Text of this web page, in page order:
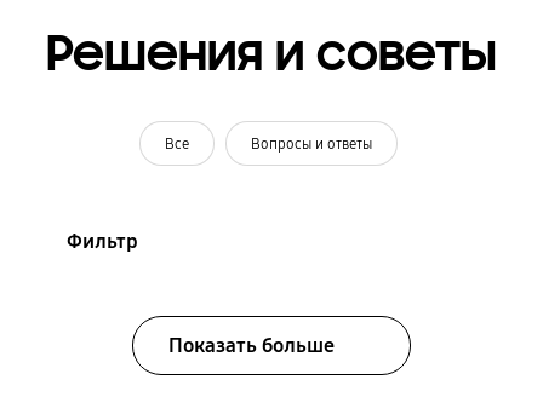
Решения и советы
Все Вопросы и ответы
Фильтр
Показать больше